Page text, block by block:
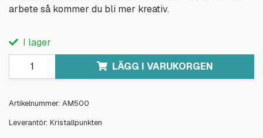
arbete så kommer du bli mer kreativ.
I lager
LÄGG I VARUKORGEN
Artikelnummer: AM500
Leverantör: Kristallpunkten